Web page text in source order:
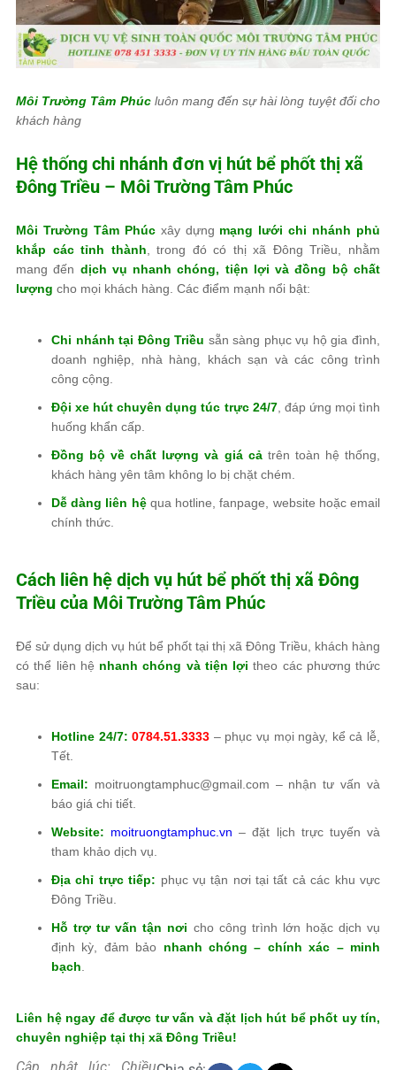
Môi Trường Tâm Phúcluôn mang đến sự hài lòng tuyệt đối cho
khách hàng
Hệ thống chi nhánh đơn vị hút bể phốt thị xã
Đông Triều – Môi Trường Tâm Phúc
Môi Trường Tâm Phúcxây dựng mạng lưới chi nhánh phủ
khắp các tỉnh thành , trong đó có thị xã Đông Triều, nhằm
mang đến dịch vụ nhanh chóng, tiện lợi và đồng bộ chất
lượng cho mọi khách hàng. Các điểm mạnh nổi bật:
Chi nhánh tại Đông Triều sẵn sàng phục vụ hộ gia đình,
doanh nghiệp, nhà hàng, khách sạn và các công trình
công cộng.
Đội xe hút chuyên dụng túc trực 24/7, đáp ứng mọi tình
huống khẩn cấp.
Đồng bộ về chất lượng và giá cảtrên toàn hệ thống,
khách hàng yên tâm không lo bị chặt chém.
Dễ dàng liên hệqua hotline, fanpage, website hoặc email
chính thức.
Cách liên hệ dịch vụ hút bể phốt thị xã Đông
Triều của Môi Trường Tâm Phúc
Để sử dụng dịch vụ hút bể phốt tại thị xã Đông Triều, khách hàng
có thể liên hệ nhanh chóng và tiện lợi theo các phương thức
sau:
Hotline 24/7: 0784.51.3333 – phục vụ mọi ngày, kể cả lễ,
Tết.
Email: moitruongtamphuc@gmail.com – nhận tư vấn và
báo giá chi tiết.
Website: moitruongtamphuc.vn – đặt lịch trực tuyến và
tham khảo dịch vụ.
Địa chỉ trực tiếp: phục vụ tận nơi tại tất cả các khu vực
Đông Triều.
Hỗ trợ tư vấn tận nơi cho công trình lớn hoặc dịch vụ
định kỳ, đảm bảo nhanh chóng – chính xác – minh
bạch
Liên hệ ngay để được tư vấn và đặt lịch hút bể phốt uy tín,
chuyên nghiệp tại thị xã Đông Triều!